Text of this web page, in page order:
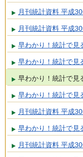
月刊統計資料 平成
月刊統計資料 平成
早わかり！統計で見
早わかり！統計で見
早わかり！統計で見
早わかり！統計で見
月刊統計資料 平成
早わかり！統計で見
月刊統計資料 平成